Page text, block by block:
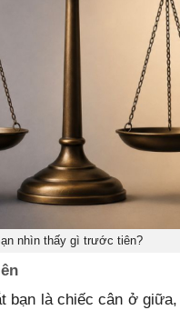
nhìn thấy gì trước tiên?
bạn là chiếc cân ở